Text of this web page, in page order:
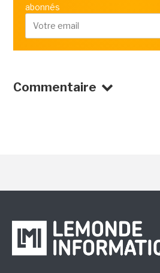
abonnés
Commentaire